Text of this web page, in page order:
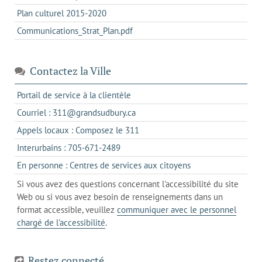
Plan culturel 2015-2020
Communications_Strat_Plan.pdf
Contactez la Ville
Portail de service à la clientèle
dans
un
nouvel
Courriel : 311@grandsudbury.cas'ouvre
dans
votre
de
messagerie
Appels locaux : Composez le 311
dans
un
client
de
votre
téléphone
Interurbains : 705-671-2489s'ouvre
dans
un
client
de
votre
En personne : Centres de services aux citoyenss'ouvre
dans
l'onglet
actuel
Si vous avez des questions concernant l'accessibilité du site
Web ou si vous avez besoin de renseignements dans un
format accessible, veuillez communiquer avec le personnel
chargé de l'accessibilité.